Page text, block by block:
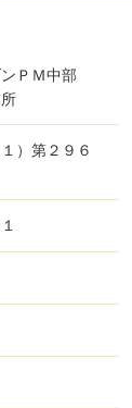
ＰＭ中部
）第２９６